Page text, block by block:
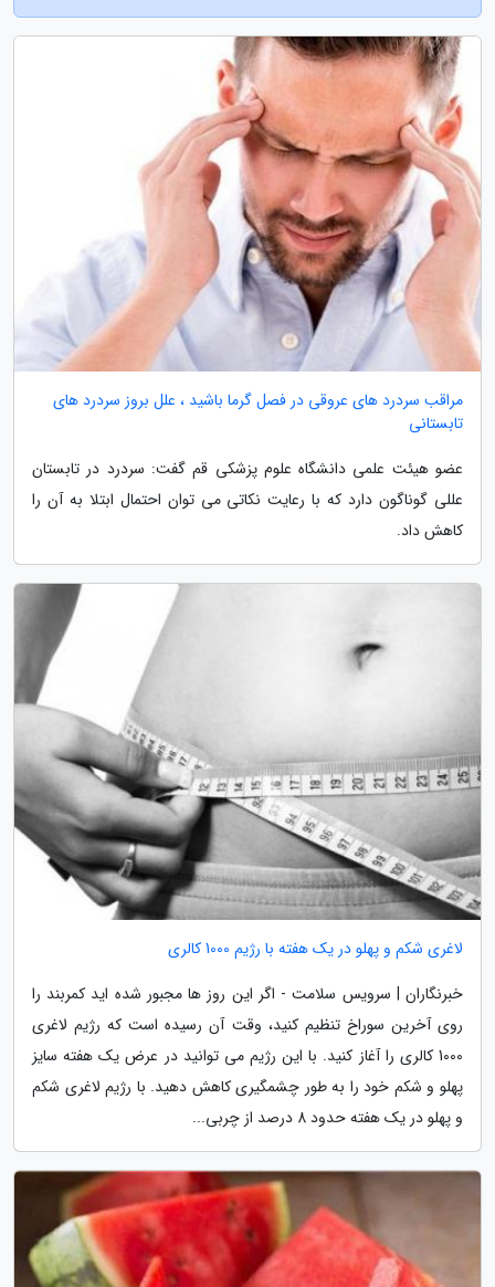
مراقب سردرد های عروقی در فصل گرما باشید ، علل بروز سردرد های
تابستانی
عضو هیئت علمی دانشگاه علوم پزشکی قم گفت: سردرد در تابستان
عللی گوناگون دارد که با رعایت نکاتی می توان احتمال ابتلا به آن را
کاهش داد.
لاغری شکم و پهلو در یک هفته با رژیم 1000 کالری
خبرنگاران | سرویس سلامت - اگر این روز ها مجبور شده اید کمربند را
روی آخرین سوراخ تنظیم کنید، وقت آن رسیده است که رژیم لاغری
1000 کالری را آغاز کنید. با این رژیم می توانید در عرض یک هفته سایز
پهلو و شکم خود را به طور چشمگیری کاهش دهید. با رژیم لاغری شکم
و پهلو در یک هفته حدود 8 درصد از چربی...